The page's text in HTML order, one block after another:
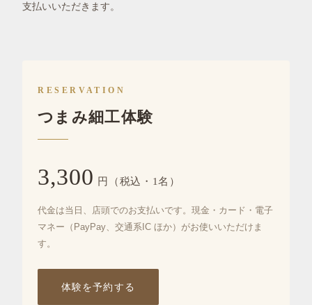
支払いいただきます。
RESERVATION
つまみ細工体験
3,300 円（税込・1名）
代金は当日、店頭でのお支払いです。現金・カード・電子
マネー（PayPay、交通系IC ほか）がお使いいただけま
す。
体験を予約する